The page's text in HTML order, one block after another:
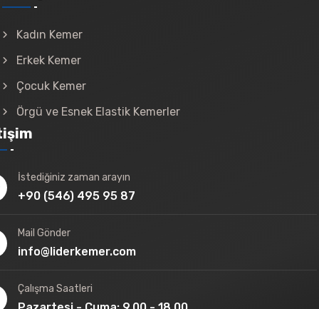
Kadın Kemer
Erkek Kemer
Çocuk Kemer
Örgü ve Esnek Elastik Kemerler
İstediğiniz zaman arayın
+90 (546) 495 95 87
Mail Gönder
info@liderkemer.com
Çalışma Saatleri